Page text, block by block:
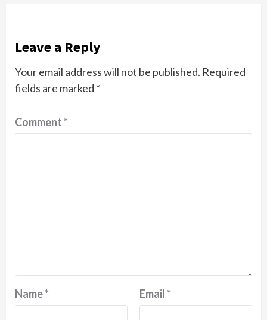
Leave a Reply
Your email address will not be published. Required
fields are marked *
Comment*
Name* Email*